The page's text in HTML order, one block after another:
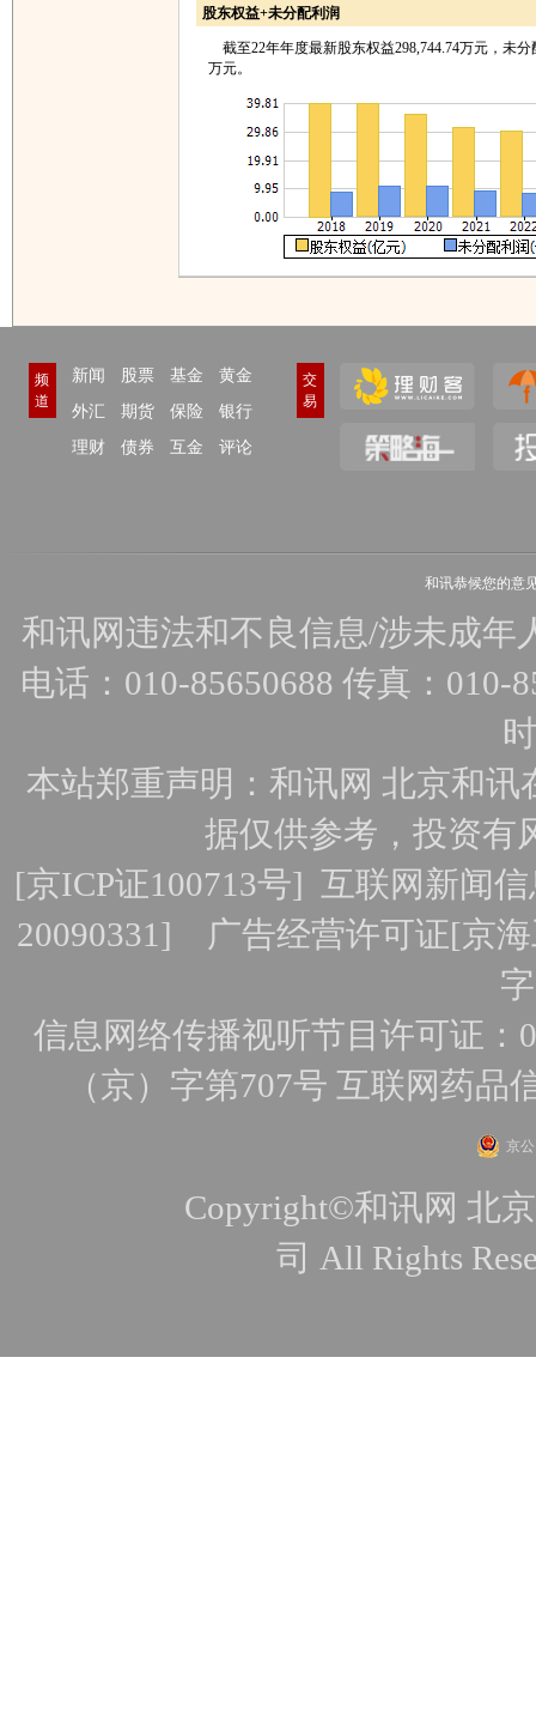
股东权益+未分配利润
截至22年年度最新股东权益298,744.74万元，未分
万元。
频
道
新闻 股票 基金
黄金
外汇
期货 保险
银行
理财
债券 互金 评论
交
易
和讯恭候您的意
和讯网违法和不良信息/涉未成年
电话：010-85650688 传真：010-
本站郑重声明：和讯网 北京和
据仅供参考，投资有
[京ICP证100713号]互联网新闻
20090331] 广告经营许可证[京
信息网络传播视听节目许可证：
（京）字第707号 互联网药品
京
Copyright©和讯网 北
司 All Rights